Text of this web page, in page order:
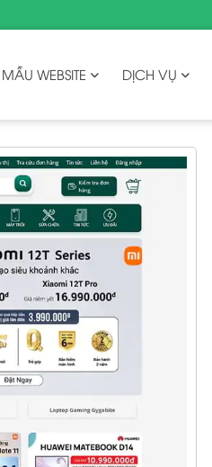
MẪU WEBSITE DỊCH VỤ